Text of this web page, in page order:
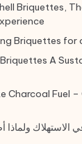
Briquettes,
Briquettes for
A
Charcoal Fuel –
الاستهلاك ولماذا